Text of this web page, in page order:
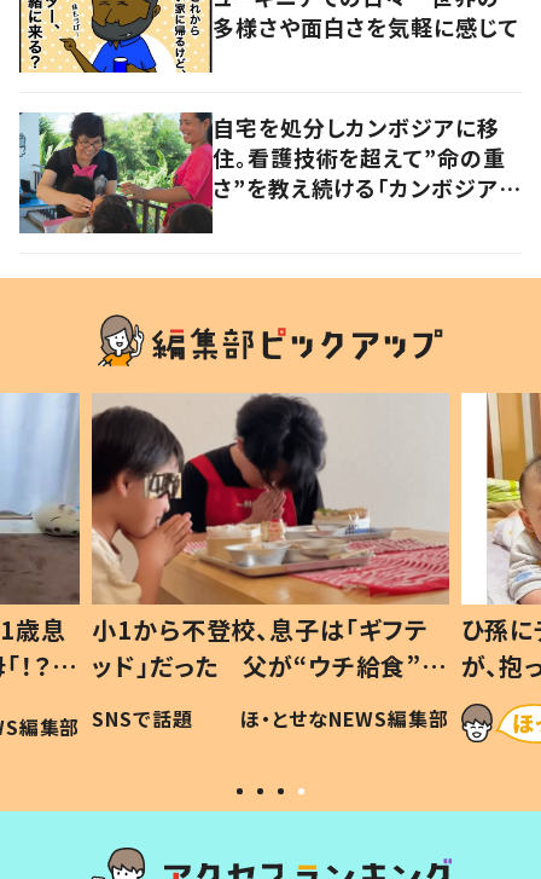
多様さや面白さを気軽に感じて
自宅を処分しカンボジアに移
住。看護技術を超えて”命の重
さ”を教え続ける「カンボジアを
歳息
？」
編集部
小1から不登校、息子は「ギフテ
ッド」だった 父が“ウチ給食”を
作り続ける理由とは #令和の親
#令和の子
SNSで話題 ほ・とせなNEWS編集部
ひ孫
が、
「涙が
い」